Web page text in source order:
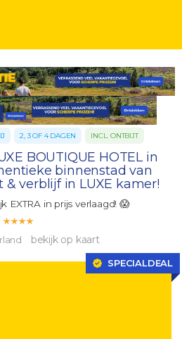
2, 3 OF 4 DAGEN INCL. ONTBIJT
BOUTIQUE HOTEL in
binnenstad van
verblijf in LUXE kamer!
EXTRA in prijs verlaagd! 😱
bekijk op kaart
SPECIALDEAL